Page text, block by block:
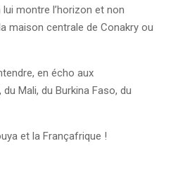
montre l’horizon et non
maison centrale de Conakry ou
en écho aux
Mali, du Burkina Faso, du
et la Françafrique !